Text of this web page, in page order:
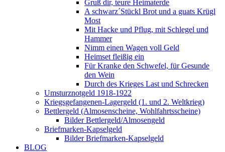
Gruß dir, teure Heimaterde
A schwarz´Stückl Brot und a guats Krügl
Most
Mit Hacke und Pflug, mit Schlegel und
Hammer
Nimm einen Wagen voll Geld
Heimset fleißig ein
Für Kranke den Schwefel, für Gesunde
den Wein
Durch des Krieges Last und Schrecken
Umsturznotgeld 1918-1922
Kriegsgefangenen-Lagergeld (1. und 2. Weltkrieg)
Bettlergeld (Almosenscheine, Wohlfahrtsscheine)
Bilder Bettlergeld/Almosengeld
Briefmarken-Kapselgeld
Bilder Briefmarken-Kapselgeld
BLOG